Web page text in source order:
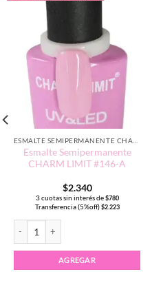
Esmalte Semipermanente
CHARM LIMIT #146-A
$2.340
3 cuotas sin interés de $780
Transferencia (5%off) $2.223
AGREGAR